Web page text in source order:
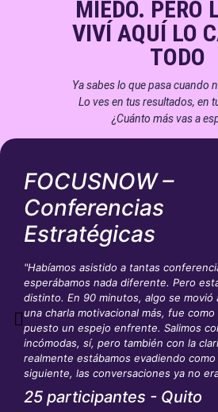
MIEDO. PERO
VIVÍ AQUÍ LO
TODO
Ya sabes lo que pasa cuando
Lo ves en tus resultados, en
¿Cuánto más vas a
FOCUSNOW –
Conferencias
Estratégicas
"Habíamos asistido a tantas
esperábamos nada diferente. Pero
distinto. En 90 minutos, algo se movió
una charla motivacional más, fue
puesto un espejo enfrente. Salimos
incómodas, sí, pero también con la
realmente estábamos evadiendo
siguiente, las conversaciones ya no
25 participantes - Quito